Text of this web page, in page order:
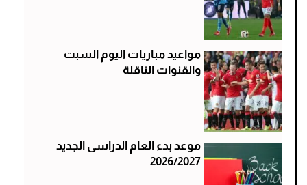
مواعيد مباريات اليوم السبت
والقنوات الناقلة
موعد بدء العام الدراسى الجديد
2026/2027